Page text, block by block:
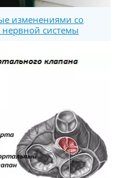
изменениями со
системы